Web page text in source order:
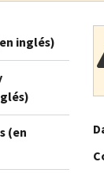
inglés)
(en